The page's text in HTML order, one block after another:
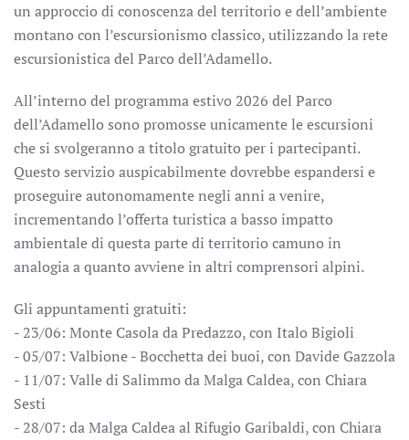
un approccio di conoscenza del territorio e dell’ambiente
montano con l’escursionismo classico, utilizzando la rete
escursionistica del Parco dell’Adamello.
All’interno del programma estivo 2026 del Parco
dell’Adamello sono promosse unicamente le escursioni
che si svolgeranno a titolo gratuito per i partecipanti.
Questo servizio auspicabilmente dovrebbe espandersi e
proseguire autonomamente negli anni a venire,
incrementando l’offerta turistica a basso impatto
ambientale di questa parte di territorio camuno in
analogia a quanto avviene in altri comprensori alpini.
Gli appuntamenti gratuiti:
- 23/06: Monte Casola da Predazzo, con Italo Bigioli
- 05/07: Valbione - Bocchetta dei buoi, con Davide Gazzola
- 11/07: Valle di Salimmo da Malga Caldea, con Chiara
Sesti
- 28/07: da Malga Caldea al Rifugio Garibaldi, con Chiara